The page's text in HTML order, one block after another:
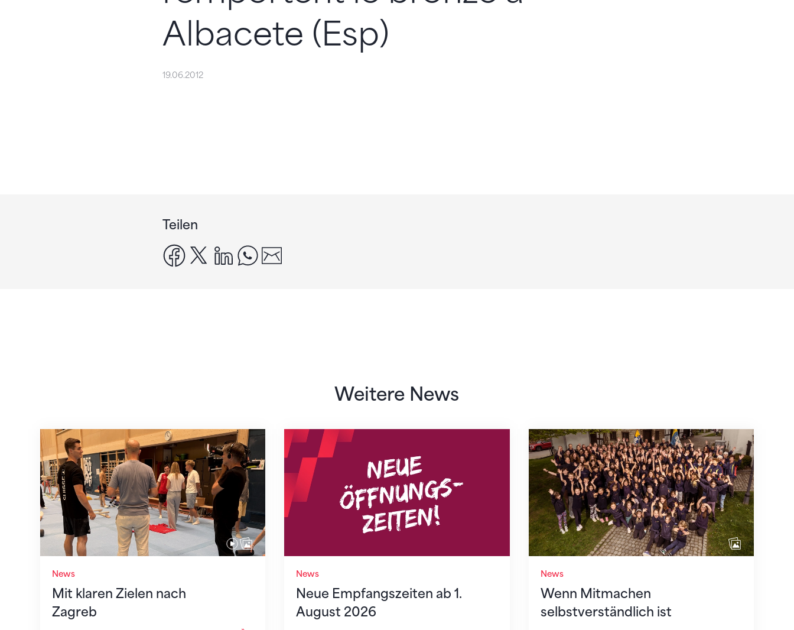
Albacete (Esp)
19.06.2012
Teilen
facebook
x linkedinwhatsapp
Weitere News
News
Mit klaren Zielen nach
Zagreb
Mit klaren Zielen nach Zagreb
News
Neue Empfangszeiten ab 1.
August 2026
Neue Empfangszeiten ab 1. August 2026
News
Wenn Mitmachen
selbstverständlich ist
Wenn Mitmachen selbstverständlich ist